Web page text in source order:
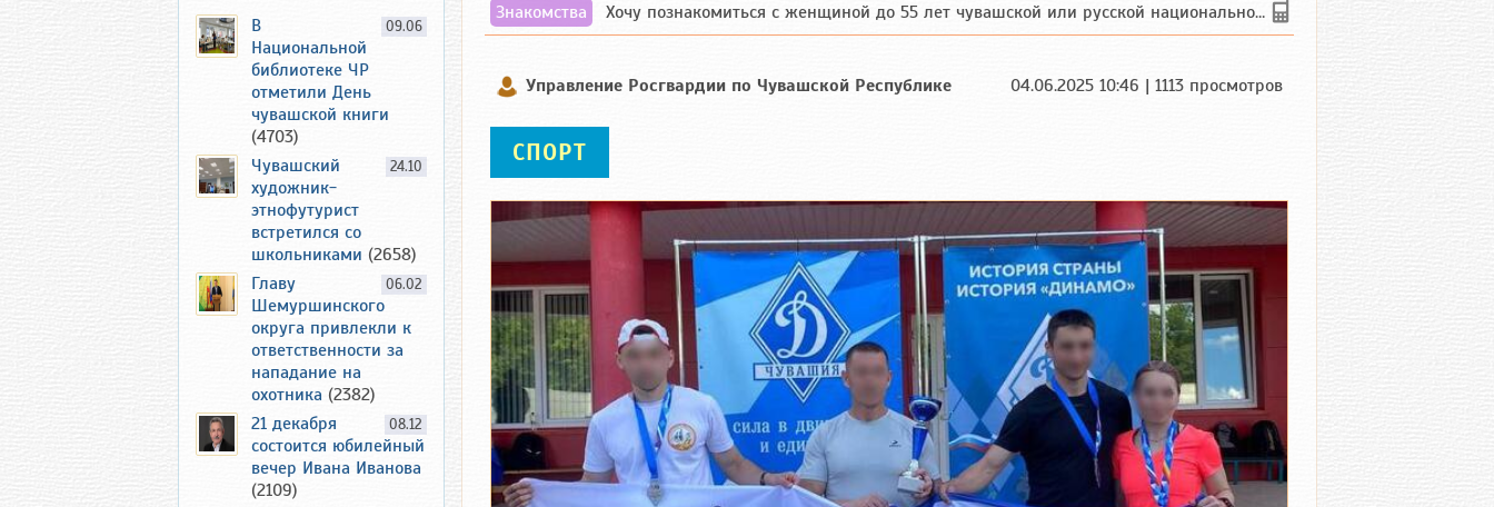
Знакомства Хочу познакомиться с женщиной до 55 лет чувашской или русской национальности дл...
Управление Росгвардии по Чувашской Республике 04.06.2025 10:46 | 1113 просмотров
СПОРТ
09.06
В
Национальной
библиотеке ЧР
отметили День
чувашской книги
(4703)
24.10
Чувашский
художник-
этнофутурист
встретился со
школьниками (2658)
06.02
Главу
Шемуршинского
округа привлекли к
ответственности за
нападание на
охотника (2382)
08.12
21 декабря
состоится юбилейный
вечер Ивана Иванова
(2109)